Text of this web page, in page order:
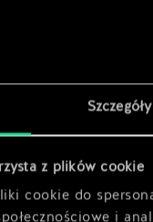
Szczegóły
z plików cookie
cookie do
i